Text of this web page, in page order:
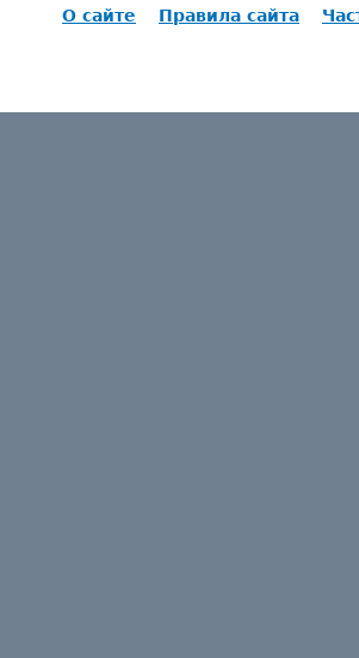
О сайте Правила сайта